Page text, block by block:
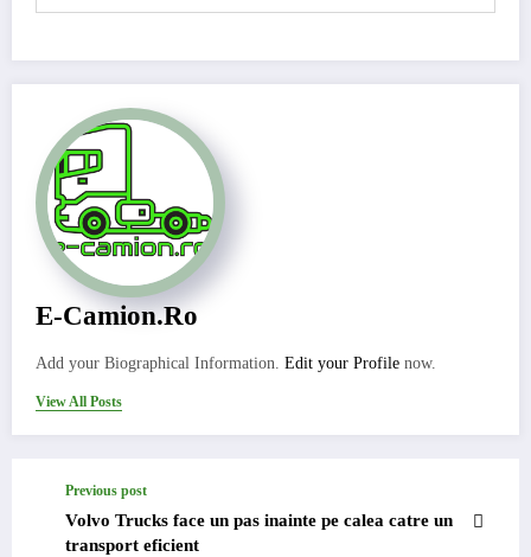
E-Camion.ro
Add your Biographical Information. Edit your Profile now.
View All Posts
Previous post
Volvo Trucks face un pas inainte pe calea catre un
transport eficient